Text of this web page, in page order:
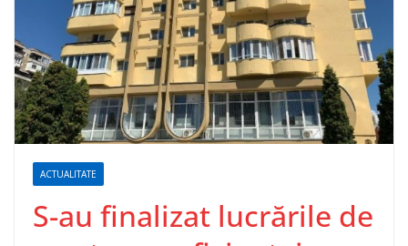
ACTUALITATE
S-au finalizat lucrările de